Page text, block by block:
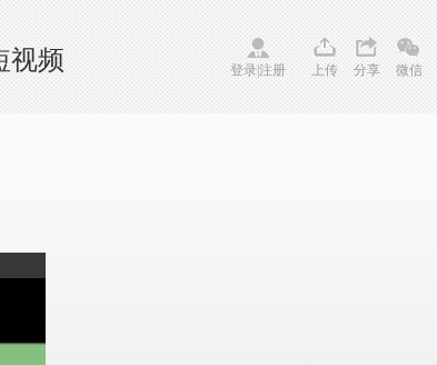
视频 登录注册 上传 分享 微信